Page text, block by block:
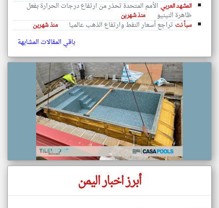
المشهد العربي الأمم المتحدة تحذر من ارتفاع درجات الحرارة بفعل
ظاهرة النينيو
منذ شهرين
سبأ نت تراجع أسعار النفط وارتفاع الذهب عالميا منذ شهرين
باقي المقالات المشابهة
أبرز اخبار اليمن